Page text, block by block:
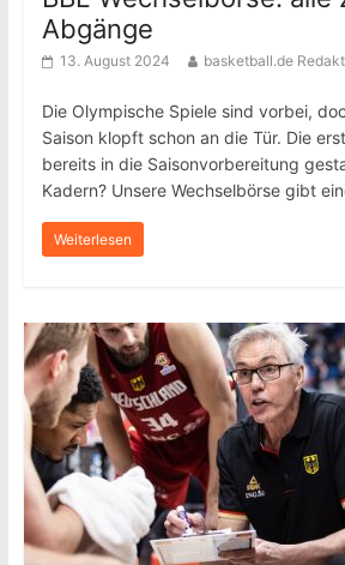
Abgänge
13. August 2024 basketball.de
Die Olympische Spiele sind vorbei,
Saison klopft schon an die Tür. Die
bereits in die Saisonvorbereitung
Kadern? Unsere Wechselbörse gibt
Weiterlesen